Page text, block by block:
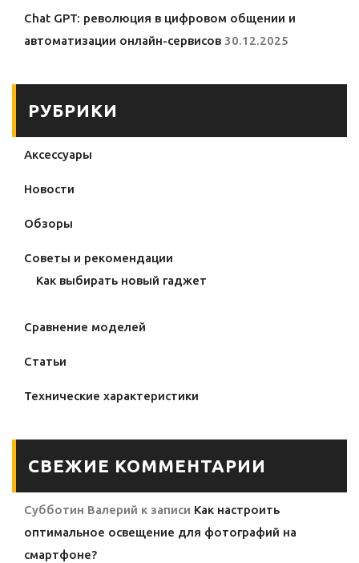
Chat GPT: революция в цифровом общении и
автоматизации онлайн-сервисов 30.12.2025
РУБРИКИ
Аксессуары
Новости
Обзоры
Советы и рекомендации
Как выбирать новый гаджет
Сравнение моделей
Статьи
Технические характеристики
СВЕЖИЕ КОММЕНТАРИИ
Субботин Валерий к записи Как настроить
оптимальное освещение для фотографий на
смартфоне?